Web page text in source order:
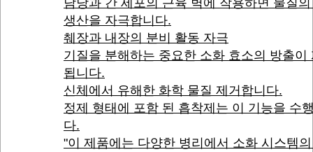
생산을 자극합니다.
췌장과 내장의 분비 활동 자극
기질을 분해하는 중요한 소화 효소의 방출이
됩니다.
신체에서 유해한 화학 물질 제거합니다.
정제 형태에 포함 된 흡착제는 이 기능을 수
다.
"이 제품에는 다양한 병리에서 소화 시스템